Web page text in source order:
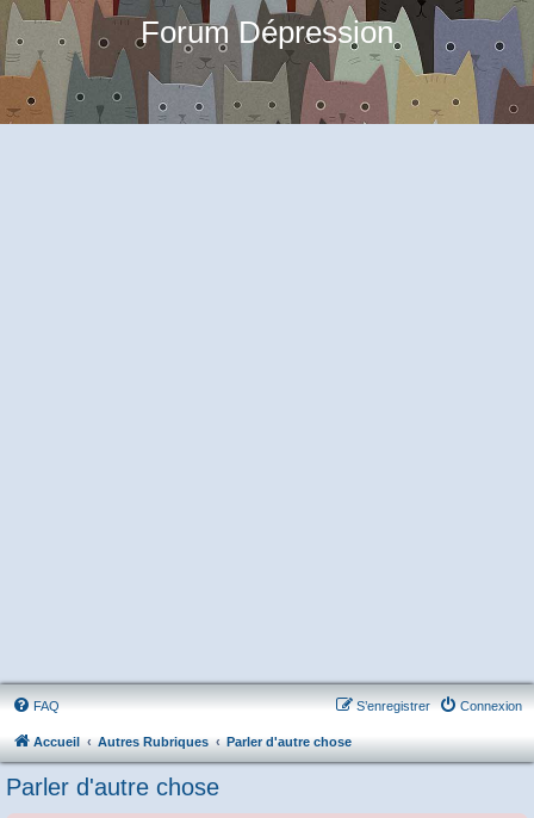
Forum Dépression
FAQ Connexion
S’enregistrer
Accueil Autres Rubriques Parler d'autre chose
Parler d'autre chose